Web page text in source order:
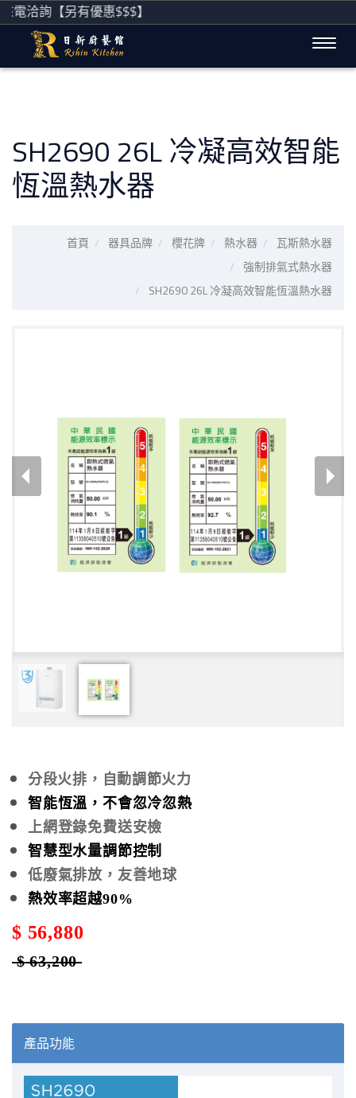
電洽詢【另有優惠$$$】
SH2690 26L 冷凝高效智能
恆溫熱水器
首頁 器具品牌 櫻花牌 熱水器
瓦斯熱水器
強制排氣式熱水器
SH2690 26L 冷凝高效智能恆溫熱水器
分段火排，自動調節火力
智能恆溫，不會忽冷忽熱
上網登錄免費送安檢
智慧型水量調節控制
低廢氣排放，友善地球
熱效率超越90%
$ 56,880
$63,200
產品功能